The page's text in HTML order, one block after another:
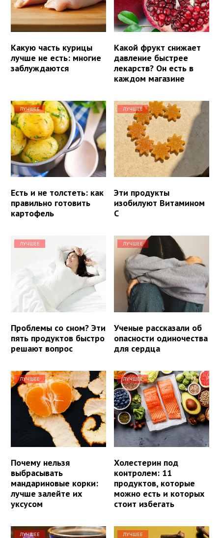
Какую часть курицы
лучше не есть: многие
заблуждаются
Какой фрукт снижает
давление быстрее
лекарств? Он есть в
каждом магазине
ЛУЧШЕЕ
Есть и не толстеть: как
правильно готовить
картофель
ЛУЧШЕЕ
Эти продукты
изобилуют Витамином
С
ЛУЧШЕЕ
Проблемы со сном? Эти
пять продуктов быстро
решают вопрос
ЛУЧШЕЕ
Ученые рассказали об
опасности одиночества
для сердца
ЛУЧШЕЕ
Почему нельзя
выбрасывать
мандариновые корки:
лучше залейте их
уксусом
ЛУЧШЕЕ
Холестерин под
контролем: 11
продуктов, которые
можно есть и которых
стоит избегать
ЛУЧШЕЕ ЛУЧШЕЕ